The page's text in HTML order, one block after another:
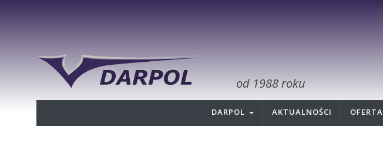
od 1988 roku
DARPOL AKTUALNOŚCI OFERTA